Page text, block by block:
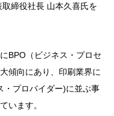
締役社長 山本久喜氏を
BPO（ビジネス・プロセ
傾向にあり、印刷業界に
・プロバイダー)に並ぶ事
います。